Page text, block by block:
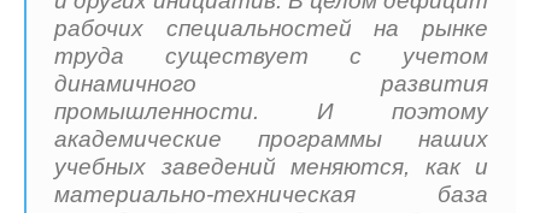
рабочих специальностей на рынке
труда существует с учетом
динамичного развития
промышленности. И поэтому
академические программы наших
учебных заведений меняются, как и
материально-техническая база